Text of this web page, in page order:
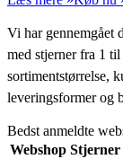
Vi har gennemgået
med stjerner fra 1
sortimentstørrelse,
leveringsformer og
Bedst anmeldte
Webshop Stjerner